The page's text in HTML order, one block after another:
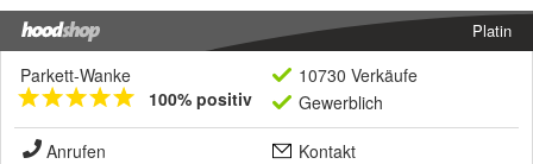
Platin
Parkett-Wanke
100% positiv
10730 Verkäufe
Gewerblich
Anrufen
Kontakt